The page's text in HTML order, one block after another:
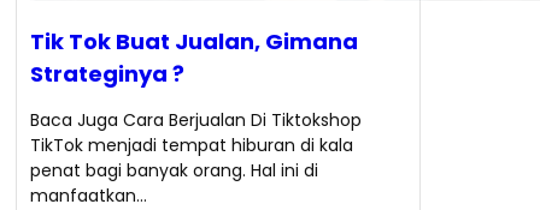
Tik Tok Buat Jualan, Gimana
Strateginya ?
Baca Juga Cara Berjualan Di Tiktokshop
TikTok menjadi tempat hiburan di kala
penat bagi banyak orang. Hal ini di
manfaatkan…